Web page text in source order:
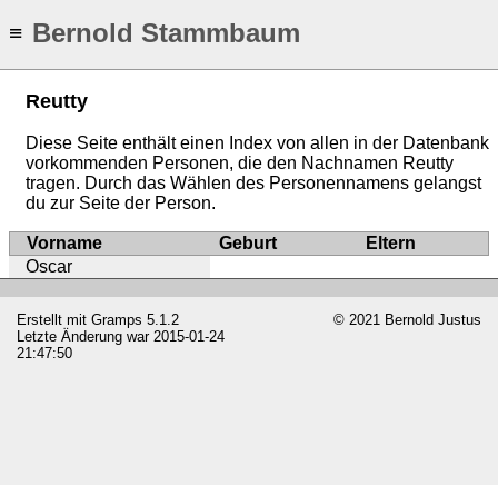
≡ Bernold Stammbaum
Reutty
Diese Seite enthält einen Index von allen in der Datenbank
vorkommenden Personen, die den Nachnamen Reutty
tragen. Durch das Wählen des Personennamens gelangst
du zur Seite der Person.
Vorname Geburt
Eltern
Oscar
Erstellt mit Gramps 5.1.2
Letzte Änderung war 2015-01-24
21:47:50
© 2021 Bernold Justus